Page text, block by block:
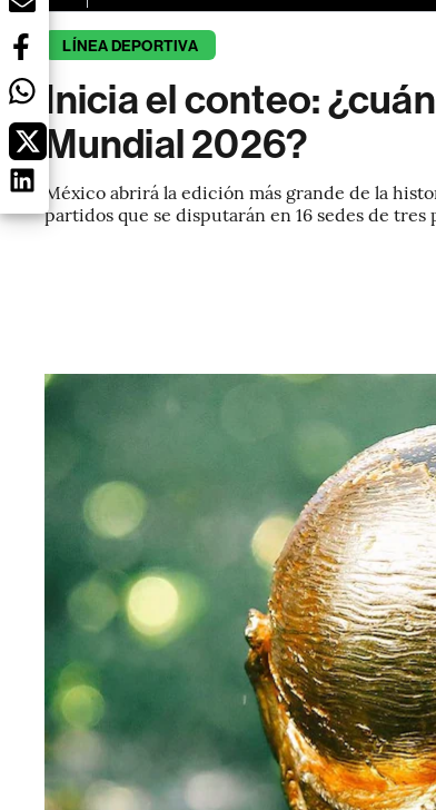
LÍNEA DEPORTIVA
Inicia el conteo:
Mundial 2026?
México abrirá la edición más grande de la
partidos que se disputarán en 16 sedes de tres